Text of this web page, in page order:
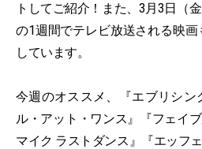
トしてご紹介！また、3月3日（
の1週間でテレビ放送される映画
しています。
今週のオススメ、『エブリシン
ル・アット・ワンス』『フェイ
マイク ラストダンス』『エッフ